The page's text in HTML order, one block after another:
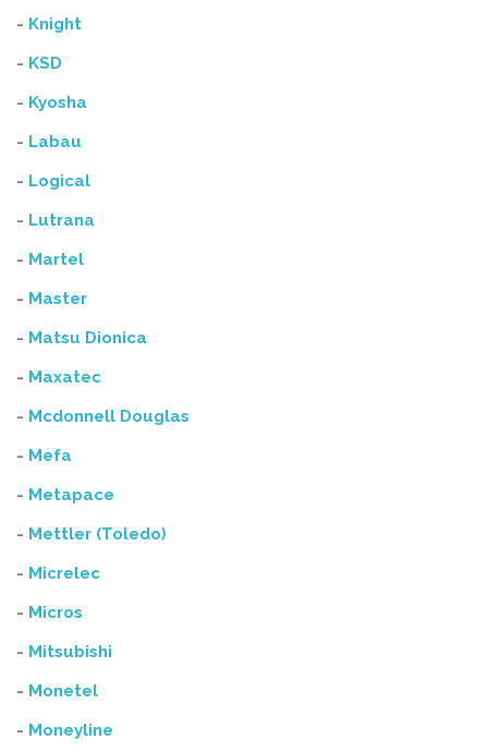
- Knight
- KSD
- Kyosha
- Labau
- Logical
- Lutrana
- Martel
- Master
- Matsu Dionica
- Maxatec
- Mcdonnell Douglas
- Mefa
- Metapace
- Mettler (Toledo)
- Micrelec
- Micros
- Mitsubishi
- Monetel
- Moneyline